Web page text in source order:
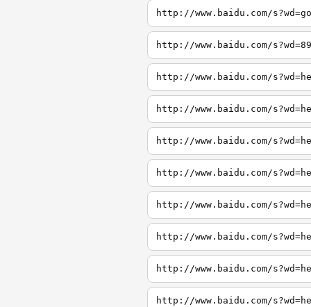
http://www.baidu.com/
http://www.baidu.com/
http://www.baidu.com/
http://www.baidu.com/
http://www.baidu.com/
http://www.baidu.com/
http://www.baidu.com/
http://www.baidu.com/
http://www.baidu.com/
http://www.baidu.com/